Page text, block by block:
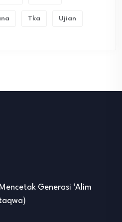
Tka Ujian
Generasi ‘Alim